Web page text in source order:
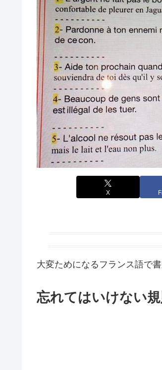
X
大変ためになるフランス語で
忘れてはいけない